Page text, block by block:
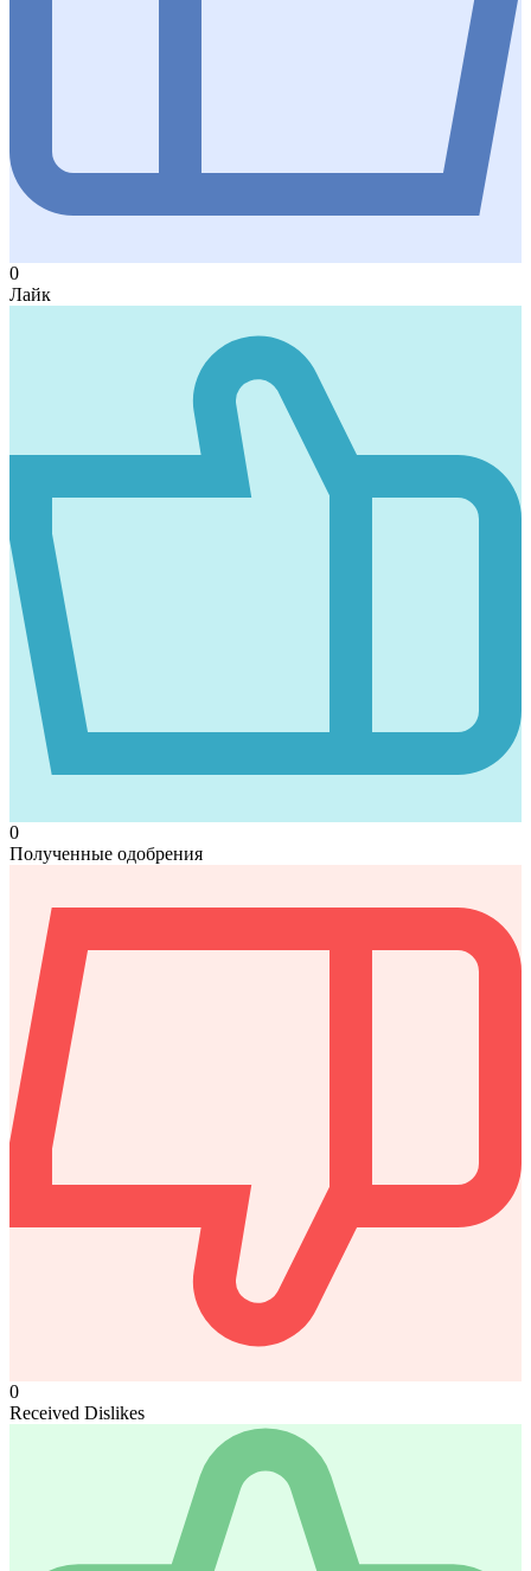
0
Лайк
0
Полученные одобрения
0
Received Dislikes